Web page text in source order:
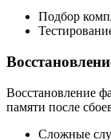
Подбор
Восстановление
памяти после
Сложные